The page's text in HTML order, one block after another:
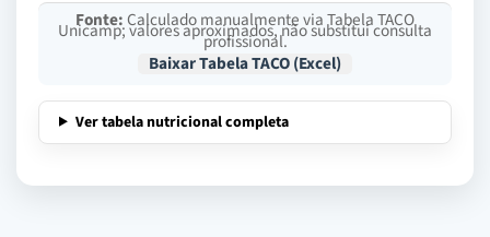
Fonte:Calculado manualmente via Tabela TACO
Unicamp; valores aproximados, não substitui consulta
profissional.
Baixar Tabela TACO (Excel)
Ver tabela nutricional completa